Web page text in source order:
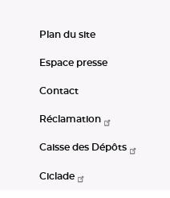
Plan du site
Espace presse
Contact
Réclamation
Caisse des Dépôts
Ciclade